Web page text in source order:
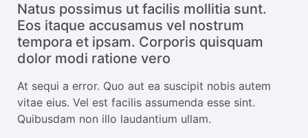
Natus possimus ut facilis mollitia sunt.
Eos itaque accusamus vel nostrum
tempora et ipsam. Corporis quisquam
dolor modi ratione vero
At sequi a error. Quo aut ea suscipit nobis autem
vitae eius. Vel est facilis assumenda esse sint.
Quibusdam non illo laudantium ullam.